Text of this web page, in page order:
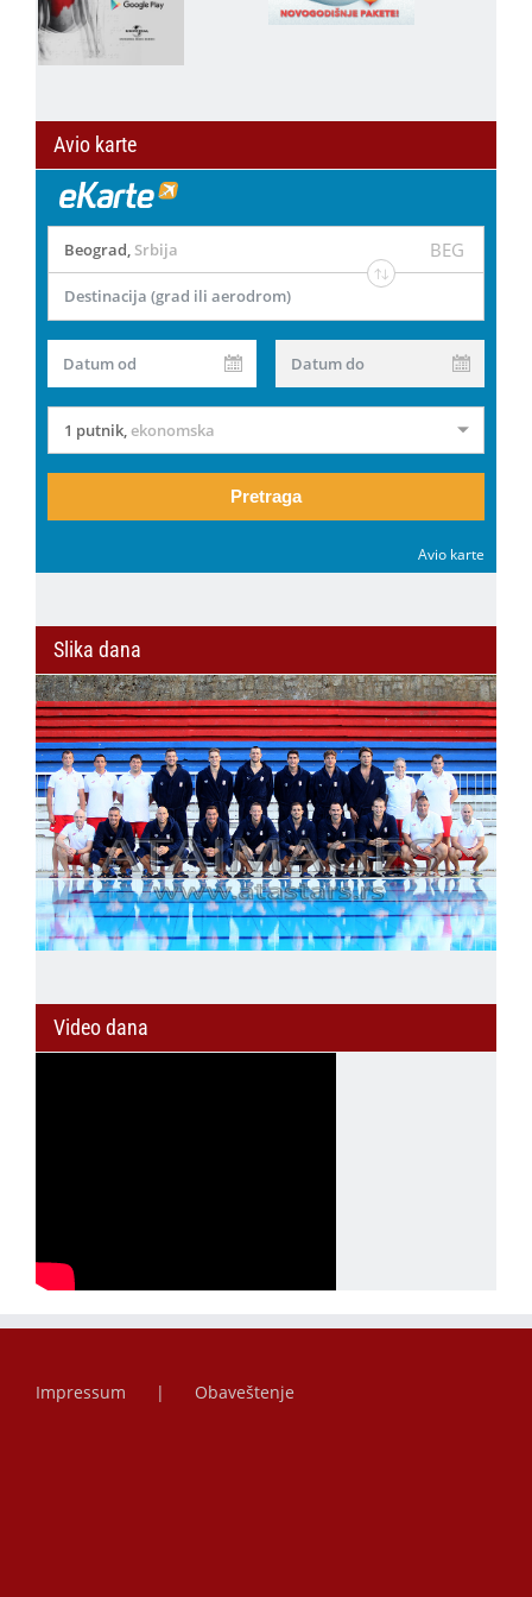
Avio karte
Beograd, Srbija BEG
Destinacija (grad ili aerodrom)
Datum od Datum do
1 putnik,ekonomska
Pretraga
Avio karte
Slika dana
Video dana
Impressum Obaveštenje